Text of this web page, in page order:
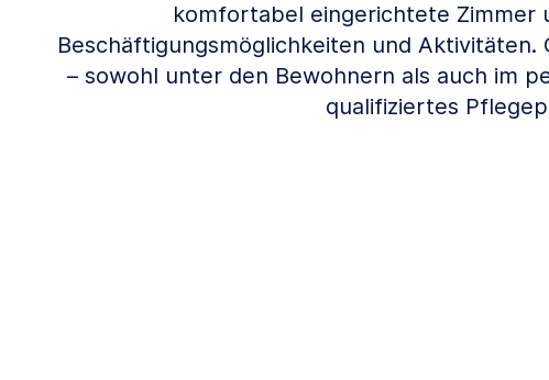
komfortabel eingerichtete Zimmer
Beschäftigungsmöglichkeiten und
– sowohl unter den Bewohnern als auch im
qualifiziertes